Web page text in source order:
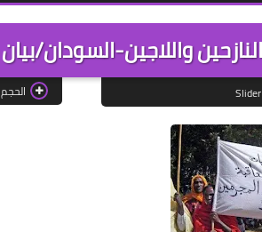
واللاجين-السودان/بيان
Slider الحجم